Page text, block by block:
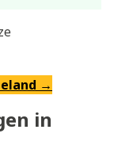
→
in